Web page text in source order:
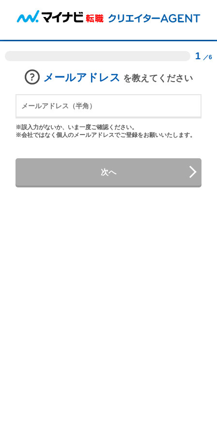
1 ／6
メールアドレス を教えてください
※誤入力がないか、いま一度ご確認ください。
※会社ではなく個人のメールアドレスでご登録をお願いいたします。
次へ